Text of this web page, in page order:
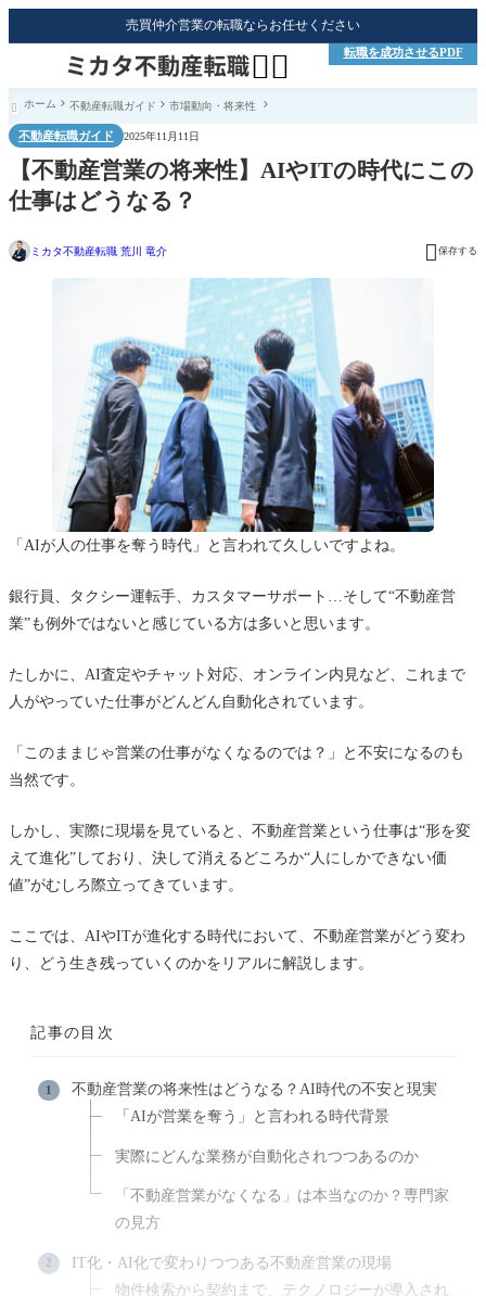
売買仲介営業の転職ならお任せください
 転職を成功させるPDF
 ホーム 不動産転職ガイド 市場動向・将来性
不動産転職ガイド 2025年11月11日
【不動産営業の将来性】AIやITの時代にこの
仕事はどうなる？
ミカタ不動産転職 荒川 竜介  保存する
「AIが人の仕事を奪う時代」と言われて久しいですよね。
銀行員、タクシー運転手、カスタマーサポート…そして“不動産営
業”も例外ではないと感じている方は多いと思います。
たしかに、AI査定やチャット対応、オンライン内見など、これまで
人がやっていた仕事がどんどん自動化されています。
「このままじゃ営業の仕事がなくなるのでは？」と不安になるのも
当然です。
しかし、実際に現場を見ていると、不動産営業という仕事は“形を変
えて進化”しており、決して消えるどころか“人にしかできない価
値”がむしろ際立ってきています。
ここでは、AIやITが進化する時代において、不動産営業がどう変わ
り、どう生き残っていくのかをリアルに解説します。
記事の目次
不動産営業の将来性はどうなる？AI時代の不安と現実
「AIが営業を奪う」と言われる時代背景
実際にどんな業務が自動化されつつあるのか
「不動産営業がなくなる」は本当なのか？専門家
の見方
IT化・AI化で変わりつつある不動産営業の現場
物件検索から契約まで、テクノロジーが導入され